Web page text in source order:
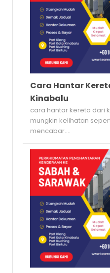
Cara Hantar
Kinabalu
cara hantar kereta dari
mungkin kelihatan
mencabar....